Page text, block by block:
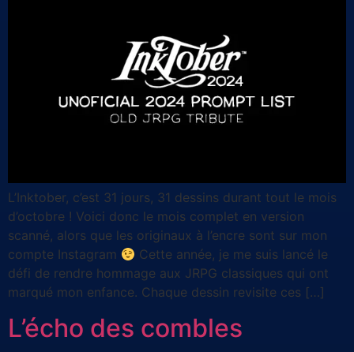
L’Inktober, c’est 31 jours, 31 dessins durant tout le mois
d’octobre ! Voici donc le mois complet en version
scanné, alors que les originaux à l’encre sont sur mon
compte Instagram
Cette année, je me suis lancé le
défi de rendre hommage aux JRPG classiques qui ont
marqué mon enfance. Chaque dessin revisite ces […]
L’écho des combles